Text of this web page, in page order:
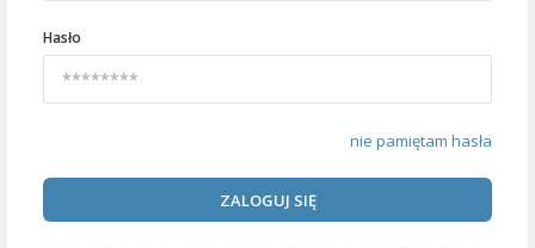
Hasło
nie pamiętam hasła
ZALOGUJ SIĘ